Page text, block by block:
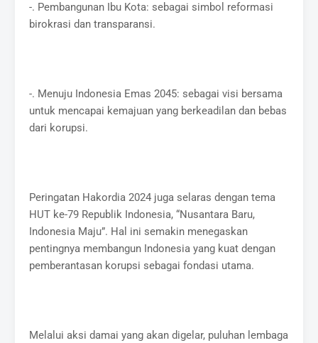
-. Pembangunan Ibu Kota: sebagai simbol reformasi
birokrasi dan transparansi.
-. Menuju Indonesia Emas 2045: sebagai visi bersama
untuk mencapai kemajuan yang berkeadilan dan bebas
dari korupsi.
Peringatan Hakordia 2024 juga selaras dengan tema
HUT ke-79 Republik Indonesia, “Nusantara Baru,
Indonesia Maju”. Hal ini semakin menegaskan
pentingnya membangun Indonesia yang kuat dengan
pemberantasan korupsi sebagai fondasi utama.
Melalui aksi damai yang akan digelar, puluhan lembaga